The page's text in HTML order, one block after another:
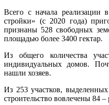
Всего с начала реализации
стройки» (с 2020 года)
признаны 528 свободных
площадью более 3400 гектар.
Из общего количества
индивидуальных домов.
нашли хозяев.
Из 253 участков,
строительство вовлечены 84 –